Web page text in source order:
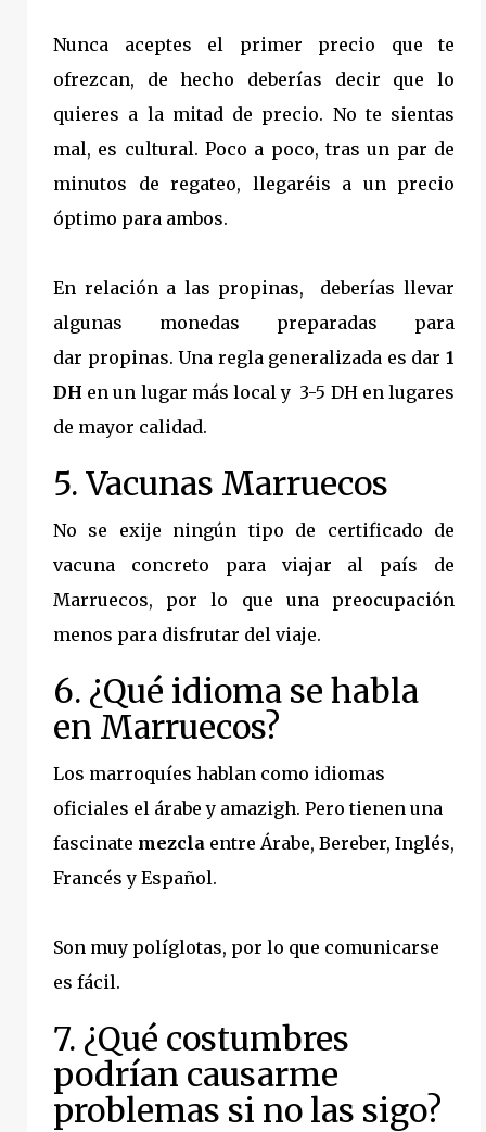
Nunca aceptes el primer precio que te
ofrezcan, de hecho deberías decir que lo
quieres a la mitad de precio. No te sientas
mal, es cultural. Poco a poco, tras un par de
minutos de regateo, llegaréis a un precio
óptimo para ambos.
En relación a las propinas, deberías llevar
algunas monedas preparadas para
dar propinas. Una regla generalizada es dar 1
DH en un lugar más local y 3-5 DH en lugares
de mayor calidad.
5. Vacunas Marruecos
No se exije ningún tipo de certificado de
vacuna concreto para viajar al país de
Marruecos, por lo que una preocupación
menos para disfrutar del viaje.
6. ¿Qué idioma se habla
en Marruecos?
Los marroquíes hablan como idiomas
oficiales el árabe y amazigh. Pero tienen una
fascinate mezcla entre Árabe, Bereber, Inglés,
Francés y Español.
Son muy políglotas, por lo que comunicarse
es fácil.
7. ¿Qué costumbres
podrían causarme
problemas si no las sigo?